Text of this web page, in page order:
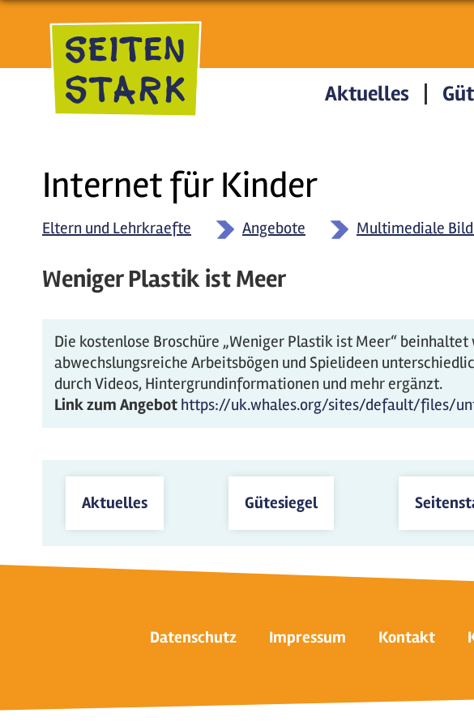
Direkt zum Inhalt
Internet für Kinder
Aktuelles
Eltern und Lehrkraefte Angebote Multimediale
Weniger Plastik ist Meer
Die kostenlose Broschüre „Weniger Plastik ist Meer“
abwechslungsreiche Arbeitsbögen und Spielideen
durch Videos, Hintergrundinformationen und mehr ergänzt.
Link zum Angebot https://uk.whales.org/sites/default/files/
Aktuelles Gütesiegel
Datenschutz Impressum Kontakt